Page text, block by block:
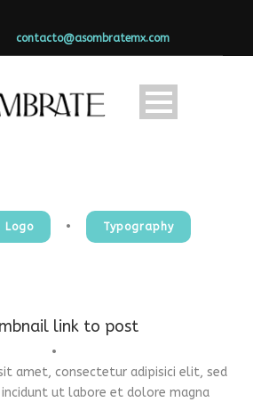
contacto@asombratemx.com
Logo • Typography
, Photograph, Website
link to post
•
amet, consectetur adipisici elit, sed
ut labore et dolore magna